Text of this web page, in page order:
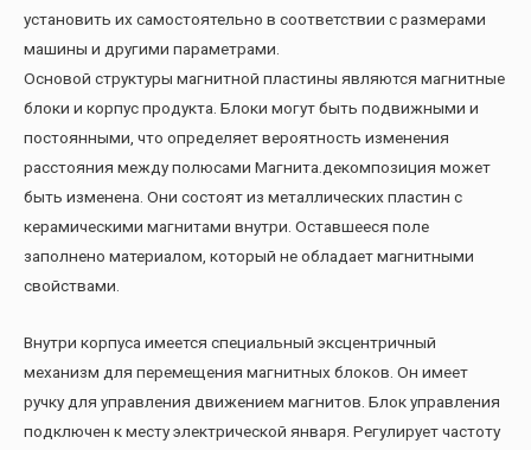
установить их самостоятельно в соответствии с размерами
машины и другими параметрами.
Основой структуры магнитной пластины являются магнитные
блоки и корпус продукта. Блоки могут быть подвижными и
постоянными, что определяет вероятность изменения
расстояния между полюсами Магнита.декомпозиция может
быть изменена. Они состоят из металлических пластин с
керамическими магнитами внутри. Оставшееся поле
заполнено материалом, который не обладает магнитными
свойствами.
Внутри корпуса имеется специальный эксцентричный
механизм для перемещения магнитных блоков. Он имеет
ручку для управления движением магнитов. Блок управления
подключен к месту электрической января. Регулирует частоту